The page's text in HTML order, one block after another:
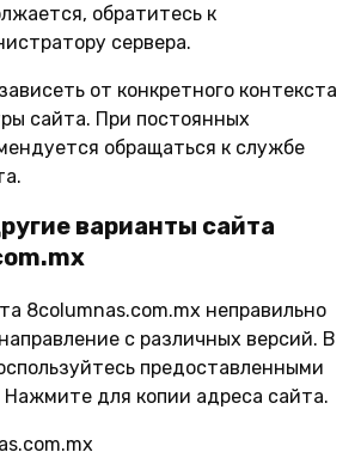
обратитесь к
сервера.
от конкретного контекста
сайта. При постоянных
обращаться к службе
варианты сайта
8columnas.com.mx неправильно
с различных версий. В
предоставленными
для копии адреса сайта.